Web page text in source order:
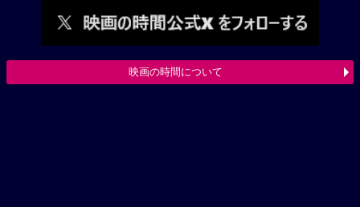
映画の時間について